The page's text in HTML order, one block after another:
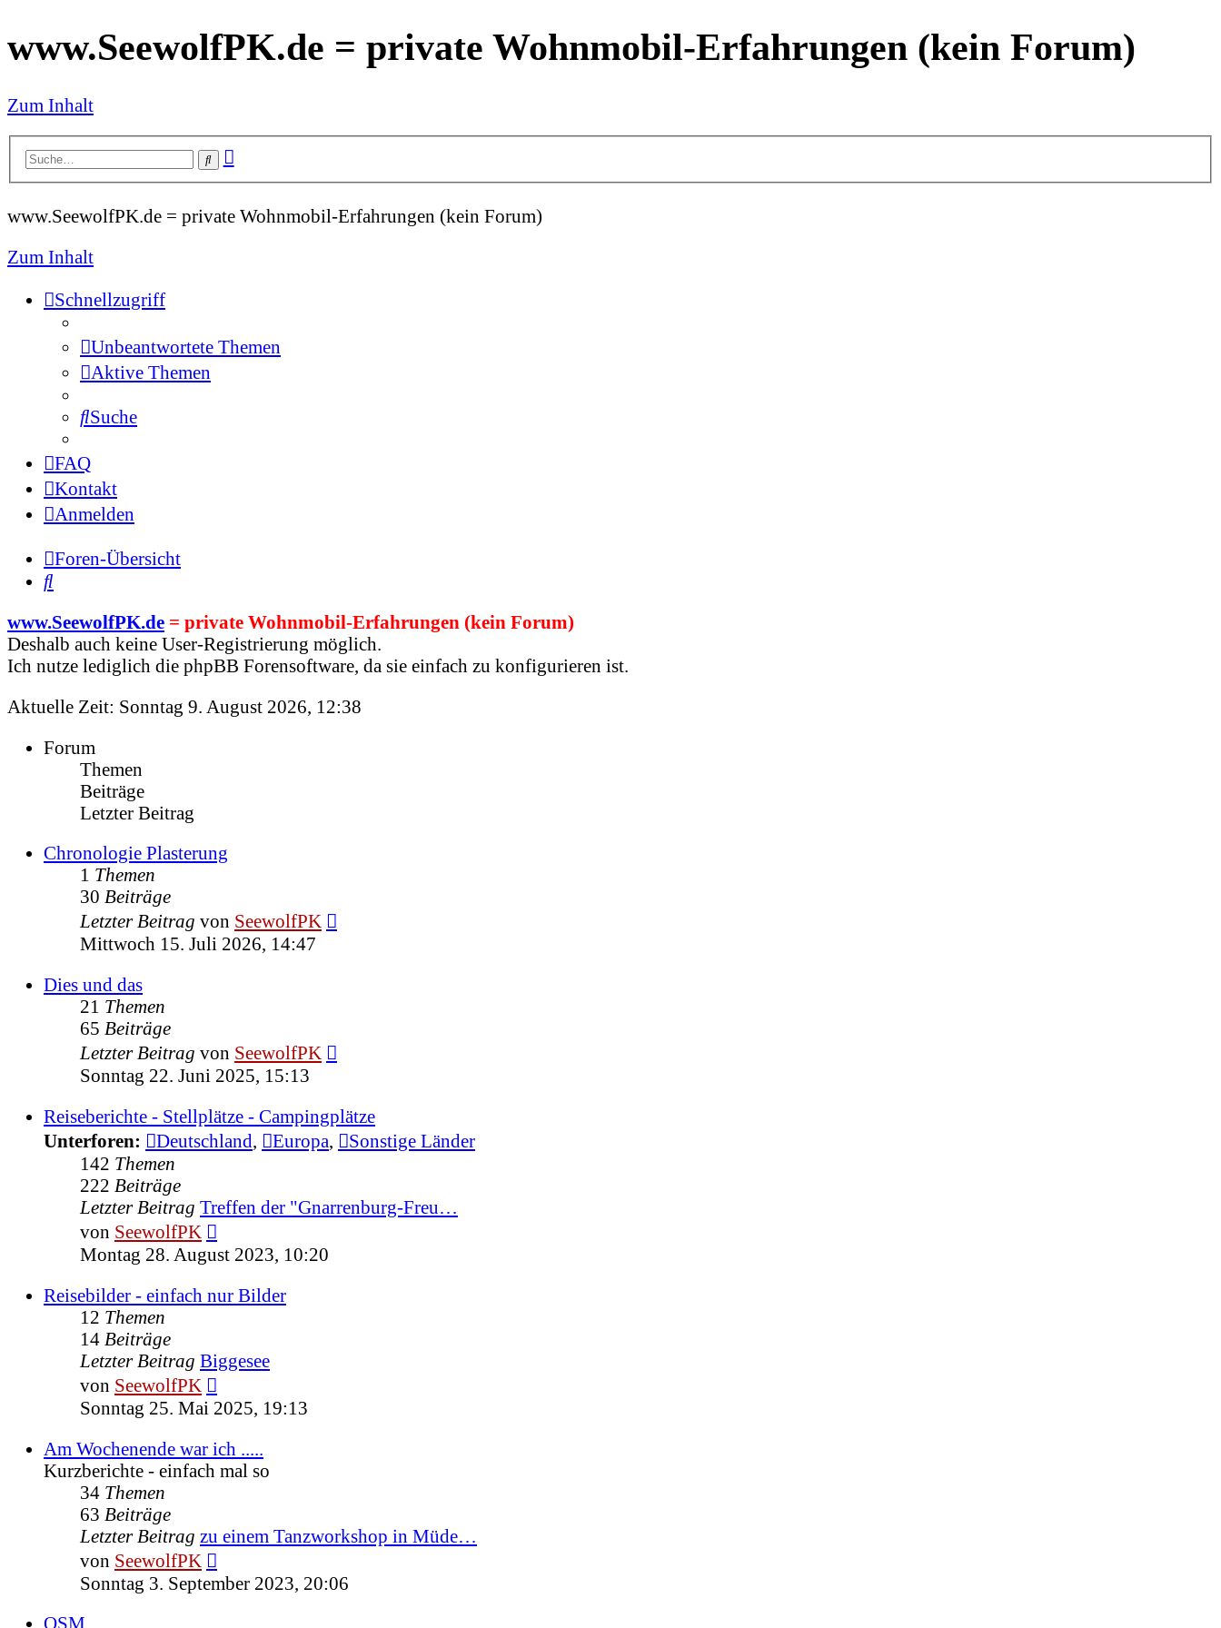
www.SeewolfPK.de = private Wohnmobil-Erfahrungen (kein Forum)
Zum Inhalt
SucheErweiterte
www.SeewolfPK.de = private Wohnmobil-Erfahrungen (kein Forum)
Zum Inhalt
Schnellzugriff
Unbeantwortete Themen
Aktive Themen
Suche
FAQ
Kontakt
Anmelden
Foren-Übersicht
www.SeewolfPK.de = private Wohnmobil-Erfahrungen (kein Forum)
Deshalb auch keine User-Registrierung möglich.
Ich nutze lediglich die phpBB Forensoftware, da sie einfach zu konfigurieren ist.
Aktuelle Zeit: Sonntag 9. August 2026, 12:38
Forum
Themen
Beiträge
Letzter Beitrag
Chronologie Plasterung
1 Themen
30 Beiträge
Letzter Beitrag von SeewolfPK
Mittwoch 15. Juli 2026, 14:47
Dies und das
21 Themen
65 Beiträge
Letzter Beitrag von SeewolfPK
Sonntag 22. Juni 2025, 15:13
Reiseberichte - Stellplätze - Campingplätze
Unterforen:
Deutschland, Europa,
Sonstige Länder
142 Themen
222 Beiträge
Letzter Beitrag Treffen der "Gnarrenburg-Freu…
von SeewolfPK
Beitrag
Montag 28. August 2023, 10:20
Reisebilder - einfach nur Bilder
12 Themen
14 Beiträge
Letzter Beitrag Biggesee
von SeewolfPK
Beitrag
Sonntag 25. Mai 2025, 19:13
Am Wochenende war ich .....
Kurzberichte - einfach mal so
34 Themen
63 Beiträge
Letzter Beitrag zu einem Tanzworkshop in Müde…
von SeewolfPK
Beitrag
Sonntag 3. September 2023, 20:06
OSM